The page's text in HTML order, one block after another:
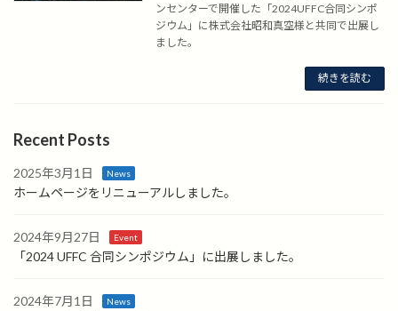
ンセンターで開催した「2024UFFC合同シンポ
ジウム」に株式会社昭和真空様と共同で出展し
ました。
続きを読む
Recent Posts
2025年3月1日 News
ホームページをリニューアルしました。
2024年9月27日 Event
「2024 UFFC 合同シンポジウム」に出展しました。
2024年7月1日 News